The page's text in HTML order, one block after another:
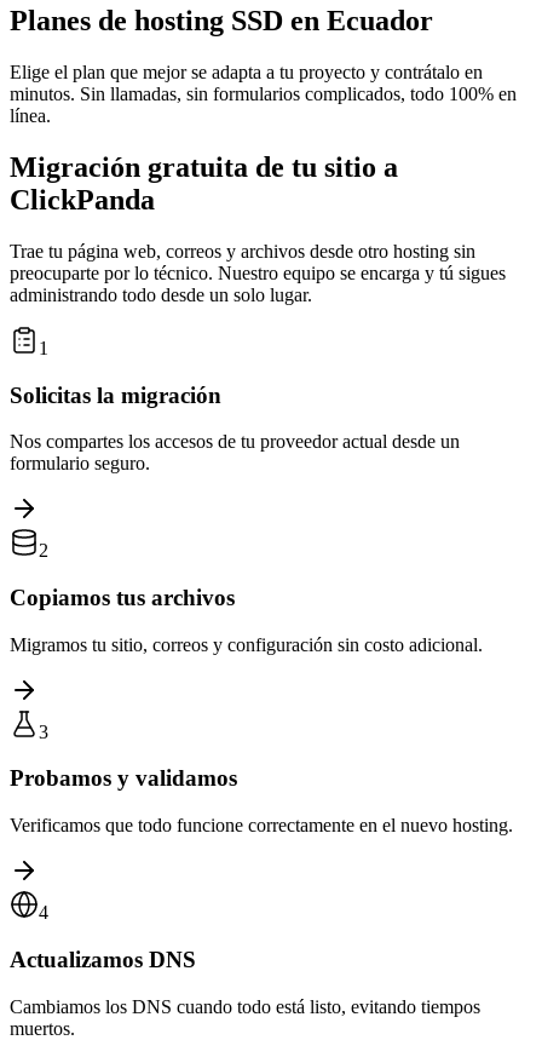
Planes de hosting SSD en Ecuador
Elige el plan que mejor se adapta a tu proyecto y contrátalo en
minutos. Sin llamadas, sin formularios complicados, todo 100% en
línea.
Migración gratuita de tu sitio a
ClickPanda
Trae tu página web, correos y archivos desde otro hosting sin
preocuparte por lo técnico. Nuestro equipo se encarga y tú sigues
administrando todo desde un solo lugar.
1
Solicitas la migración
Nos compartes los accesos de tu proveedor actual desde un
formulario seguro.
2
Copiamos tus archivos
Migramos tu sitio, correos y configuración sin costo adicional.
3
Probamos y validamos
Verificamos que todo funcione correctamente en el nuevo hosting.
4
Actualizamos DNS
Cambiamos los DNS cuando todo está listo, evitando tiempos
muertos.